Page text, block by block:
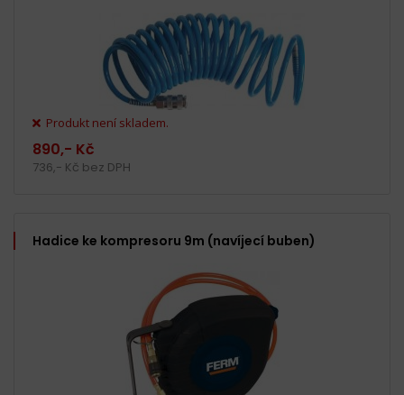
Produkt není skladem.
890,- Kč
736,- Kč bez DPH
Hadice ke kompresoru 9m (navíjecí buben)